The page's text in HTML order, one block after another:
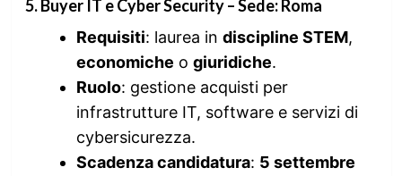
5. Buyer IT e Cyber Security – Sede: Roma
Requisiti: laurea in discipline STEM,
economiche o giuridiche.
Ruolo: gestione acquisti per
infrastrutture IT, software e servizi di
cybersicurezza.
Scadenza candidatura: 5 settembre